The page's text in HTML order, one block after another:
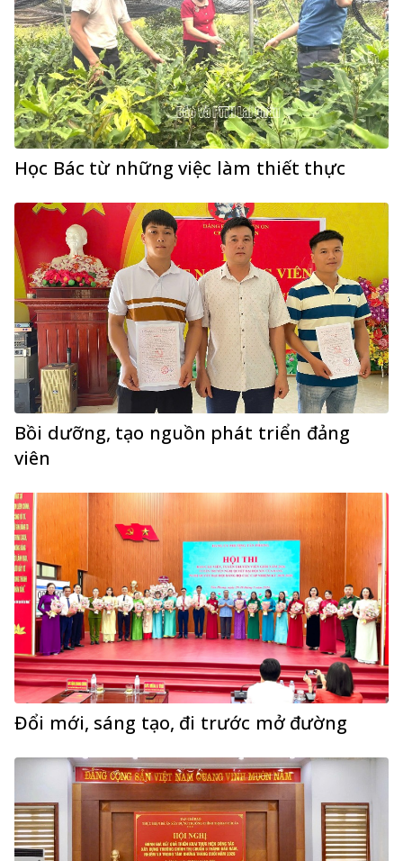
Học Bác từ những việc làm thiết thực
Bồi dưỡng, tạo nguồn phát triển đảng
viên
Đổi mới, sáng tạo, đi trước mở đường